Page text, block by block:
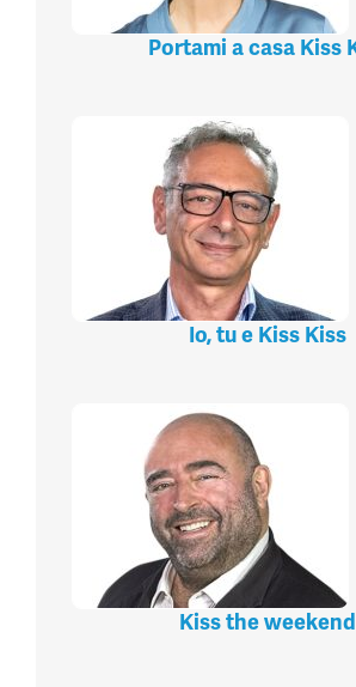
Portami a casa Kiss
Io, tu e Kiss Kiss
Kiss the weekend